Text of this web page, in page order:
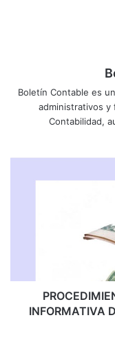
Boletín Contable es
administrativos y
Contabilidad,
NO...
INFORMATIVA